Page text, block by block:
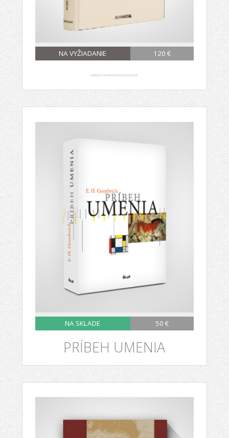
NA VYŽIADANIE 120 €
AMERICA: THE IMAGINATION OF A NATION
NA SKLADE 50 €
PRÍBEH UMENIA